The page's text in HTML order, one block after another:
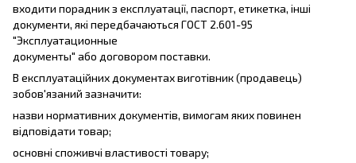
входити порадник з експлуатації, паспорт, етикетка, інші
документи, які передбачаються ГОСТ 2.601-95
"Эксплуатационные
документы" або договором поставки.
В експлуатаційних документах виготівник (продавець)
зобов'язаний зазначити:
назви нормативних документів, вимогам яких повинен
відповідати товар;
основні споживчі властивості товару;